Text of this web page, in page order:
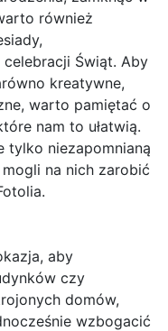
również
Świąt. Aby
kreatywne,
warto pamiętać o
nam to ułatwią.
tylko niezapomnianą
na nich zarobić
aby
czy
domów,
wzbogacić